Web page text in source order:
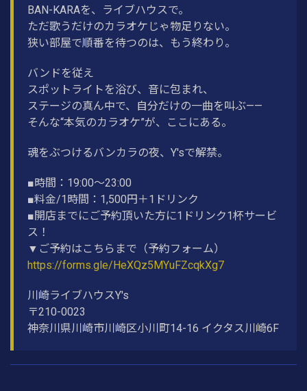
BAN-KARAを、ライブハウスで。
ただ歌うだけのカラオケじゃ物足りない。
狭い部屋で順番を待つのは、もう終わり。
バンドを従え
スポットライトを浴び、音に包まれ、
ステージの真ん中で、自分だけの一曲を叫ぶ——
そんな“本気のカラオケ”が、ここにある。
魂をぶつけるバンカラの夜、Y'sで解禁。
■時間：19:00〜23:00
■料金/1時間：1,500円＋1ドリンク
■開店までにご予約頂いた方に1ドリンク1杯サービ
ス！
▼ご予約はこちらまで（予約フォーム）
https://forms.gle/HeXQz5MYuFZcqkXg7
川崎ライブハウスY's
〒210-0023
神奈川県川崎市川崎区小川町14-16 イクタス川崎6F